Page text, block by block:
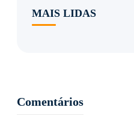
MAIS LIDAS
Comentários